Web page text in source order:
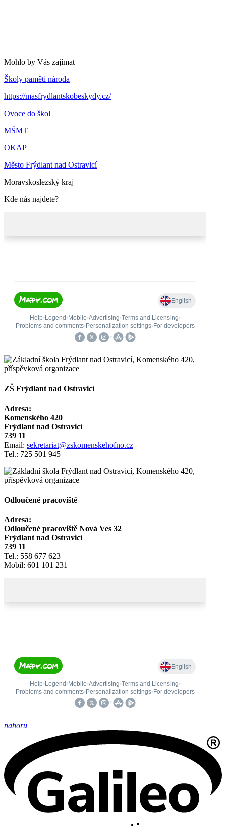
Mohlo by Vás zajímat
Školy paměti národa
https://masfrydlantskobeskydy.cz/
Ovoce do škol
MŠMT
OKAP
Město Frýdlant nad Ostravicí
Moravskoslezský kraj
Kde nás najdete?
ZŠ Frýdlant nad Ostravicí
Adresa:
Komenského 420
Frýdlant nad Ostravicí
739 11
Email: sekretariat@zskomenskehofno.cz
Tel.: 725 501 945
Odloučené pracoviště
Adresa:
Odloučené pracoviště Nová Ves 32
Frýdlant nad Ostravicí
739 11
Tel.: 558 677 623
Mobil: 601 101 231
nahoru